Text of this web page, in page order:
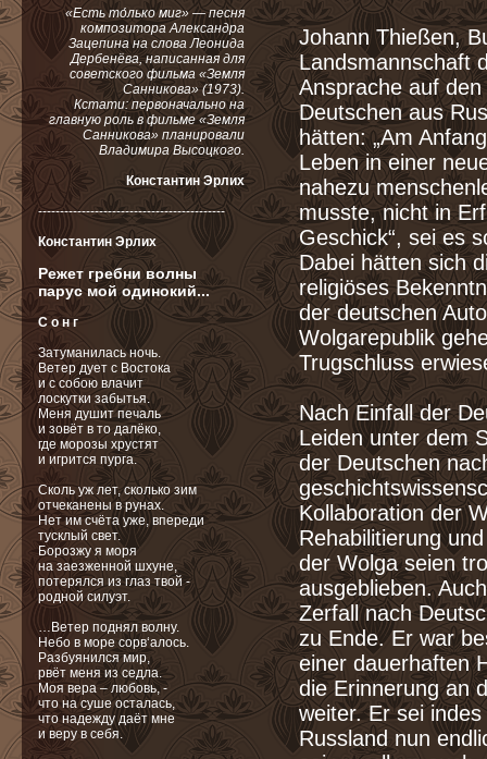
Johann Thießen,
Landsmannschaft
Ansprache auf den
Deutschen aus
hätten: „Am
Leben in einer
nahezu
musste, nicht in
Geschick“, sei es
Dabei hätten sich
religiöses
der deutschen
Wolgarepublik
Trugschluss
Nach Einfall der
Leiden unter dem
der Deutschen
Kollaboration der
Rehabilitierung
der Wolga seien
ausgeblieben.
Zerfall nach
zu Ende. Er war
einer dauerhaften
die Erinnerung an
weiter. Er sei
Russland nun
«Есть то́лько миг» — песня
композитора Александра
Зацепина на слова Леонида
Дербенёва, написанная для
советского фильма «Земля
Санникова» (1973).
Кстати: первоначально на
главную роль в фильме «Земля
Санникова» планировали
Владимира Высоцкого.
Константин Эрлих
-------------------------------------------
Константин Эрлих
Режет гребни волны
парус мой одинокий...
С о н г
Затуманилась ночь.
Ветер дует с Востока
и с собою влачит
лоскутки забытья.
Меня душит печаль
и зовёт в то далёко,
где морозы хрустят
и игрится пурга.
Сколь уж лет, сколько зим
отчеканены в рунах.
Нет им счёта уже, впереди
тусклый свет.
Борозжу я моря
на заезженной шхуне,
потерялся из глаз твой -
родной силуэт.
…Ветер поднял волну.
Небо в море сорв‘алось.
Разбуянился мир,
рвёт меня из седла.
Моя вера – любовь, -
что на суше осталась,
что надежду даёт мне
и веру в себя.